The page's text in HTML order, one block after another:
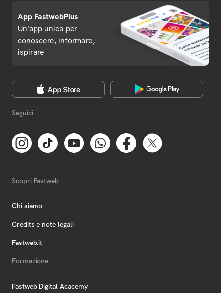
App FastwebPlus
Un'app unica per
conoscere, informare,
ispirare
Seguici
Scopri Fastweb
Chi siamo
Credits e note legali
Fastweb.it
Formazione
Fastweb Digital Academy